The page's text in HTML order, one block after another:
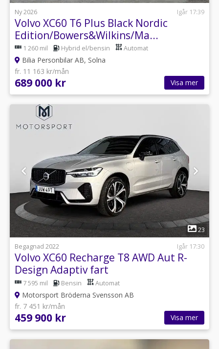
Ny 2026
Igår 17:39
Volvo XC60 T6 Plus Black Nordic
Edition/Bowers&Wilkins/Ma...
1 260 mil Hybrid el/bensin Automat
Bilia Personbilar AB, Solna
fr. 11 163 kr/mån
689 000 kr Visa mer
23
Begagnad 2022
Igår 17:30
Volvo XC60 Recharge T8 AWD Aut R-
Design Adaptiv fart
7 595 mil Bensin Automat
Motorsport Bröderna Svensson AB
fr. 7 451 kr/mån
459 900 kr Visa mer